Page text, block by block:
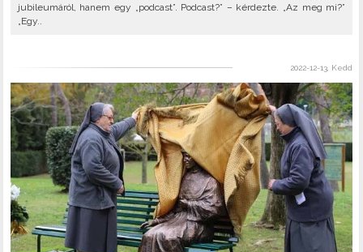
jubileumáról, hanem egy „podcast”. Podcast?” – kérdezte. „Az meg mi?”
„Egy..
2022-12-13, Kedd